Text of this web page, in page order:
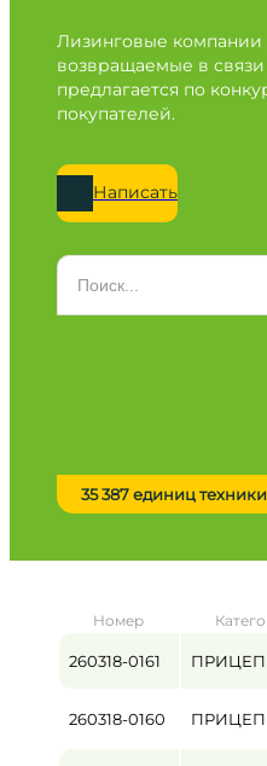
Лизинговые компании
возвращаемые в
предлагается по
покупателей.
Написать
Сначала выберите
Город / регион
от
35 387 единиц
Номер
260318-0161 ПРИЦЕП
260318-0160 ПРИЦЕП